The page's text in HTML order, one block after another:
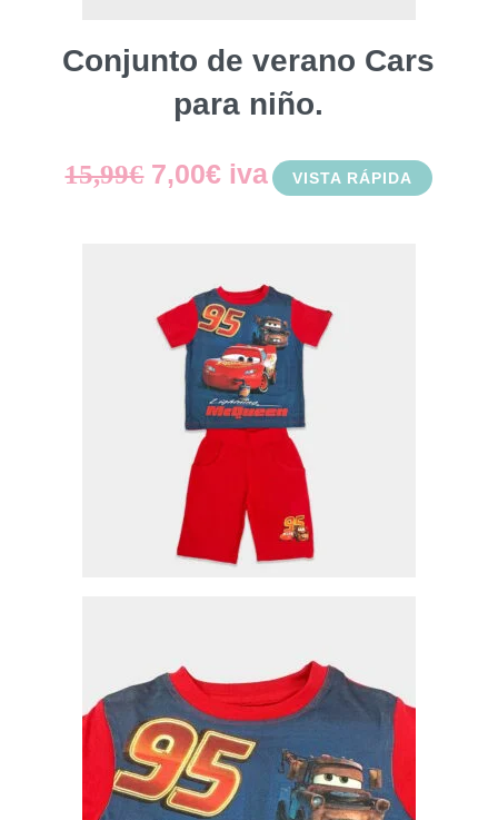
Conjunto de verano Cars
para niño.
15,99€ El
era:
15,99€.
7,00€El
es:
7,00€.
iva VISTA RÁPIDA